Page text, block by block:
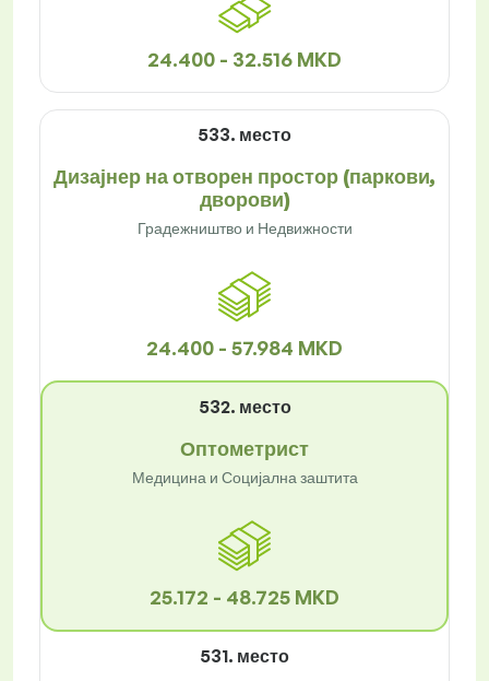
24.400 - 32.516 MKD
533. место
Дизајнер на отворен простор (паркови,
дворови)
Градежништво и Недвижности
24.400 - 57.984 MKD
532. место
Оптометрист
Медицина и Социјална заштита
25.172 - 48.725 MKD
531. место